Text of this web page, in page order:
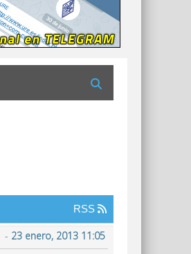
RSS
- 23 enero, 2013 11:05